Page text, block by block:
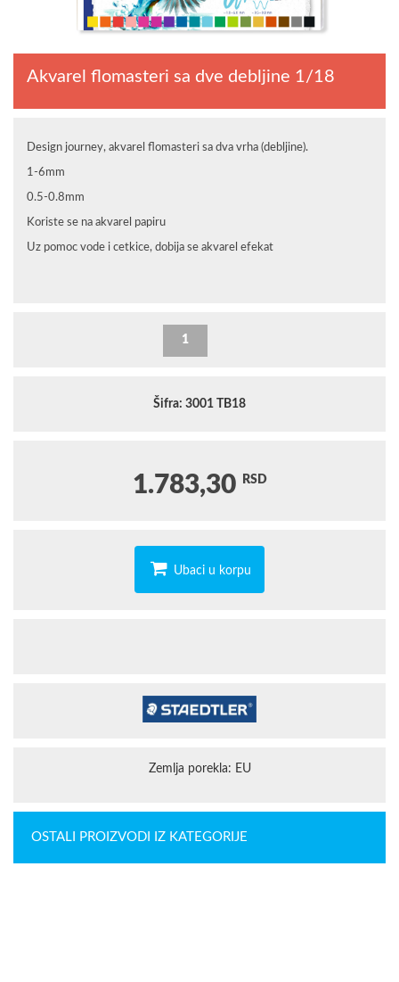
Akvarel flomasteri sa dve debljine 1/18
Design journey, akvarel flomasteri sa dva vrha (debljine).
1-6mm
0.5-0.8mm
Koriste se na akvarel papiru
Uz pomoc vode i cetkice, dobija se akvarel efekat
Šifra: 3001 TB18
1.783,30 RSD
Ubaci u korpu
Zemlja porekla: EU
OSTALI PROIZVODI IZ KATEGORIJE